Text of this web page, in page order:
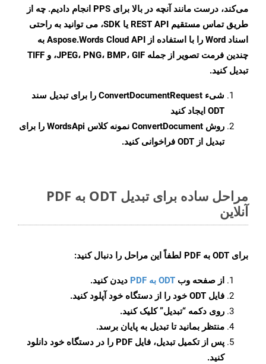
می‌کند، درست مانند آنچه در بالا برای PPS انجام دادیم. چه از
طریق تماس مستقیم REST API یا SDK، می توانید به راحتی
اسناد Word را با استفاده از Aspose.Words Cloud API به
چندین فرمت تصویر از جمله JPEG، PNG، BMP، GIF، و TIFF
تبدیل کنید.
شیء ConvertDocumentRequest را برای تبدیل سند
ODT ایجاد کنید
روش ConvertDocument
نمونه کلاس WordsApi را برای
تبدیل از ODT فراخوانی کنید.
مراحل ساده برای تبدیل ODT به PDF
آنلاین
برای ODT به PDF لطفاً این مراحل را دنبال کنید:
از صفحه وب ODT به PDF
دیدن کنید.
فایل ODT خود را از دستگاه خود آپلود کنید.
روی دکمه “تبدیل”کلیک کنید.
منتظر بمانید تا تبدیل به پایان برسد.
پس از تکمیل تبدیل، فایل PDF را در دستگاه خود دانلود
کنید.